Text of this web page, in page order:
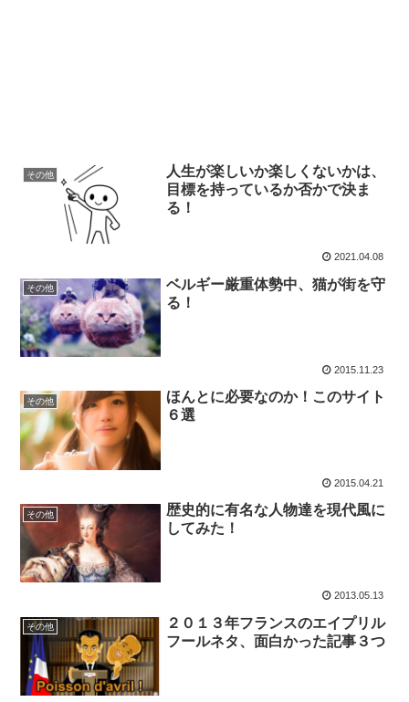
その他
人生が楽しいか楽しくないかは、
目標を持っているか否かで決ま
る！
2021.04.08
その他
ベルギー厳重体勢中、猫が街を守
る！
2015.11.23
その他
ほんとに必要なのか！このサイト
６選
2015.04.21
その他
歴史的に有名な人物達を現代風に
してみた！
2013.05.13
その他
２０１３年フランスのエイプリル
フールネタ、面白かった記事３つ